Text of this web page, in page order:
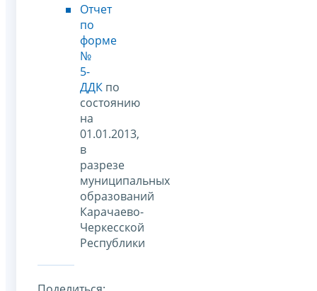
Отчет
по
форме
№
5-
ДДК по
состоянию
на
01.01.2013,
в
разрезе
муниципальных
образований
Карачаево-
Черкесской
Республики